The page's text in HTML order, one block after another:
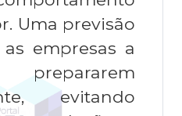
Uma previsão
empresas a
evitando